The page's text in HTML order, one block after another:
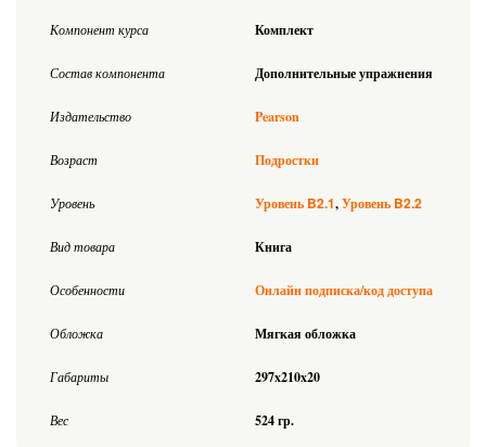
Компонент курса Комплект
Состав компонента Дополнительные упражнения
Издательство Pearson
Возраст Подростки
Уровень Уровень B2.1 Уровень B2.2
Вид товара Книга
Особенности Онлайн подписка/код доступа
Обложка Мягкая обложка
Габариты 297x210x20
Вес 524 гр.